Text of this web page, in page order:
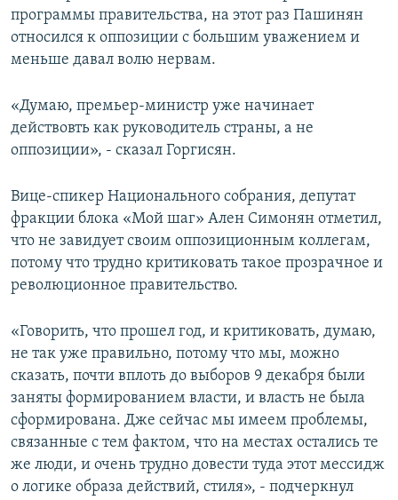
программы правительства, на этот раз Пашинян
относился к оппозиции с большим уважением и
меньше давал волю нервам.
«Думаю, премьер-министр уже начинает
действовть как руководитель страны, а не
оппозиции», - сказал Горгисян.
Вице-спикер Национального собрания, депутат
фракции блока «Мой шаг» Ален Симонян отметил,
что не завидует своим оппозиционным коллегам,
потому что трудно критиковать такое прозрачное и
революционное правительство.
«Говорить, что прошел год, и критиковать, думаю,
не так уже правильно, потому что мы, можно
сказать, почти вплоть до выборов 9 декабря были
заняты формированием власти, и власть не была
сформирована. Дже сейчас мы имеем проблемы,
связанные с тем фактом, что на местах остались те
же люди, и очень трудно довести туда этот мессидж
о логике образа действий, стиля», - подчеркнул